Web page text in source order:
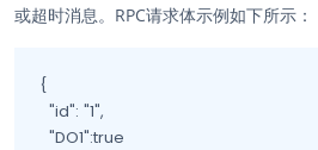
或超时消息。RPC请求体示例如下所示：
{
  "id": "1",
  "DO1":true